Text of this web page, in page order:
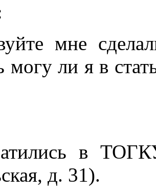
мне
могу ли я в
в
д. 31).